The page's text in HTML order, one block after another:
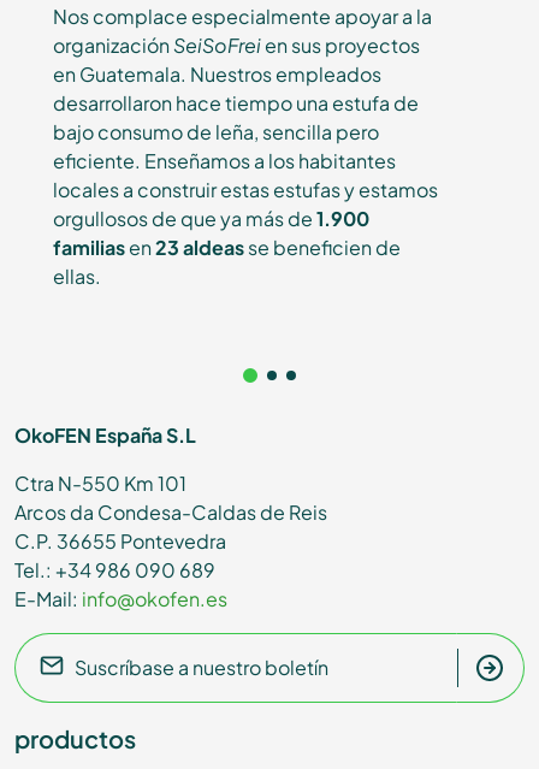
Nos complace especialmente apoyar a la
organizaciónSeiSoFreien sus proyectos
en Guatemala. Nuestros empleados
desarrollaron hace tiempo una estufa de
bajo consumo de leña, sencilla pero
eficiente. Enseñamos a los habitantes
locales a construir estas estufas y estamos
orgullosos de que ya más de1.900
familiasen23 aldeasse beneficien de
ellas.
OkoFEN España S.L
Ctra N-550 Km 101
Arcos da Condesa-Caldas de Reis
C.P. 36655 Pontevedra
Tel.: +34 986 090 689
E-Mail: info@okofen.es
Suscríbase a nuestro boletín
productos